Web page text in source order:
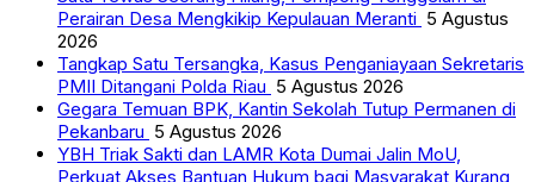
Perairan Desa Mengkikip Kepulauan Meranti 5 Agustus
2026
Tangkap Satu Tersangka, Kasus Penganiayaan Sekretaris
PMII Ditangani Polda Riau 5 Agustus 2026
Gegara Temuan BPK, Kantin Sekolah Tutup Permanen di
Pekanbaru 5 Agustus 2026
YBH Triak Sakti dan LAMR Kota Dumai Jalin MoU,
Perkuat Akses Bantuan Hukum bagi Masyarakat Kurang